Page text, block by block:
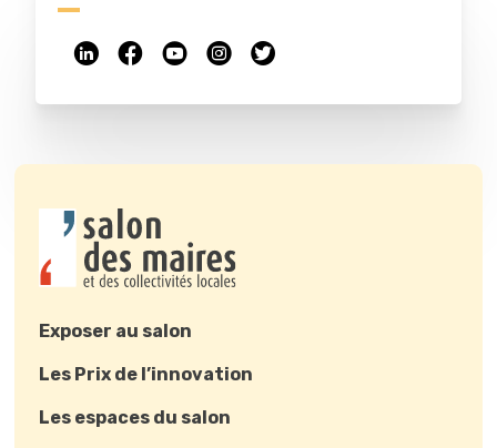
Exposer au salon
Les Prix de l’innovation
Les espaces du salon